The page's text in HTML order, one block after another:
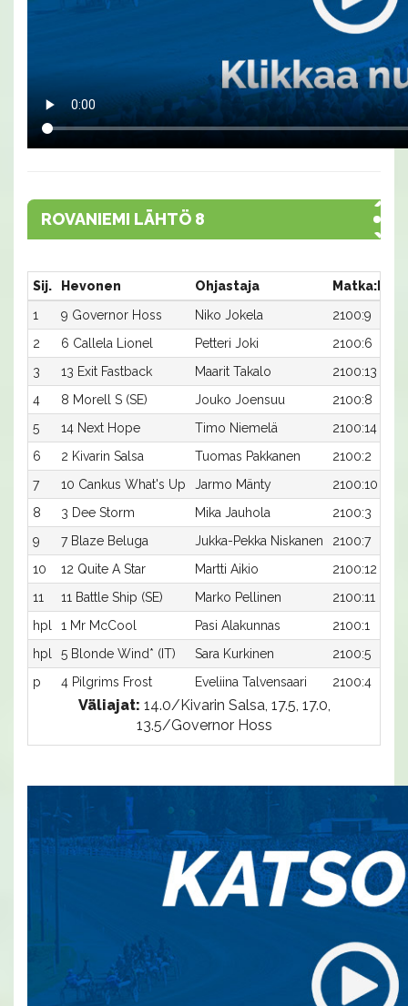
ROVANIEMI LÄHTÖ 8
Sij. Hevonen Ohjastaja
Matka:Rata
1
9 Governor Hoss Niko Jokela
2100:9
2
6 Callela Lionel Petteri Joki
2100:6
3
13 Exit Fastback Maarit Takalo
2100:13
4
8 Morell S (SE) Jouko Joensuu
2100:8
5
14 Next Hope Timo Niemelä
2100:14
6
2 Kivarin Salsa Tuomas Pakkanen
2100:2
7
10 Cankus What's Up Jarmo Mänty
2100:10
8
3 Dee Storm Mika Jauhola
2100:3
9
7 Blaze Beluga Jukka-Pekka Niskanen
2100:7
10
12 Quite A Star Martti Aikio
2100:12
11
11 Battle Ship (SE) Marko Pellinen
2100:11
hpl
1 Mr McCool Pasi Alakunnas
2100:1
hpl
5 Blonde Wind* (IT) Sara Kurkinen
2100:5
p
4 Pilgrims Frost Eveliina Talvensaari 2100:4
Väliajat: 14.0/Kivarin Salsa, 17.5, 17.0,
13.5/Governor Hoss